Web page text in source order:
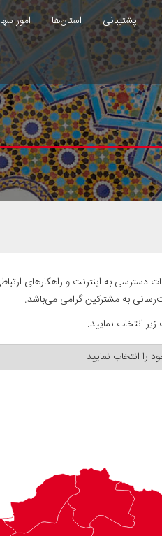
پشتیبانی استان‌ها امور
به مشترکین گرامی می‌باشد.
انتخاب نمایید.